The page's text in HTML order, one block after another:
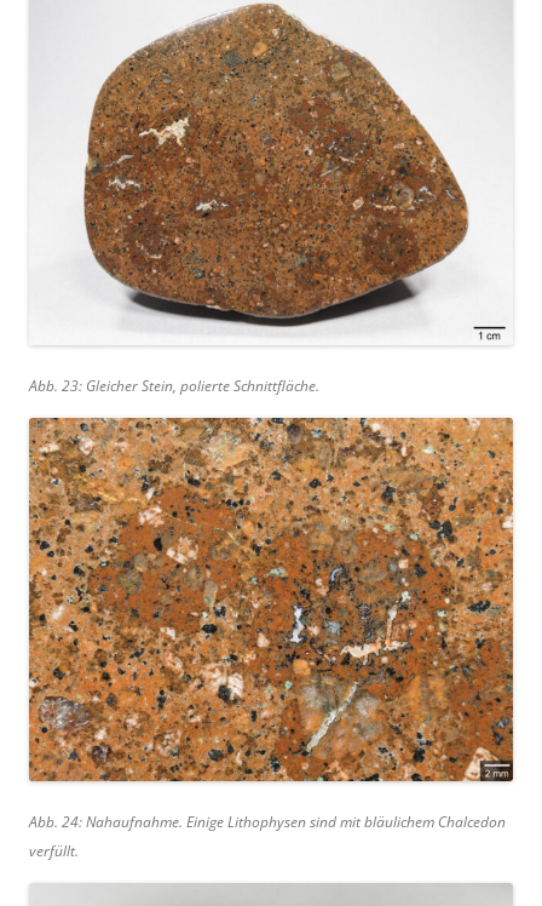
Abb. 23: Gleicher Stein, polierte Schnittfläche.
Abb. 24: Nahaufnahme. Einige Lithophysen sind mit bläulichem Chalcedon
verfüllt.